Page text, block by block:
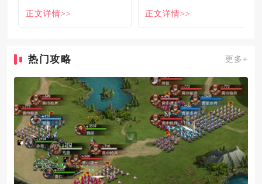
倍，
正文详情>>
解
正文详情>>
热门攻略 更多+